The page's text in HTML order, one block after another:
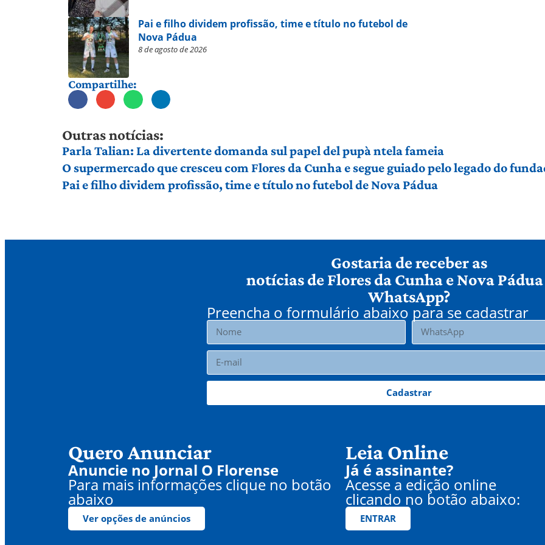
Pai e filho dividem profissão, time e título no futebol de
Nova Pádua
8 de agosto de 2026
Compartilhe:
Outras notícias:
Parla Talian: La divertente domanda sul papel del pupà ntela fameia
O supermercado que cresceu com Flores da Cunha e segue guiado pelo legado do
Pai e filho dividem profissão, time e título no futebol de Nova Pádua
Gostaria de receber as
notícias de Flores da Cunha e Nova
WhatsApp?
Preencha o formulário abaixo para se cadastrar
Cadastrar
Quero Anunciar
Anuncie no Jornal O Florense
Para mais informações clique no botão
abaixo
Ver opções de anúncios
Leia Online
Já é assinante?
Acesse a edição online
clicando no botão abaixo:
ENTRAR